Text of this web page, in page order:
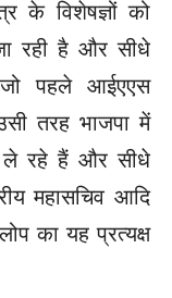
के विशेषज्ञों को
रही है और सीधे
पहले आईएएस
तरह भाजपा में
ले रहे हैं और सीधे
महासचिव आदि
का यह प्रत्यक्ष